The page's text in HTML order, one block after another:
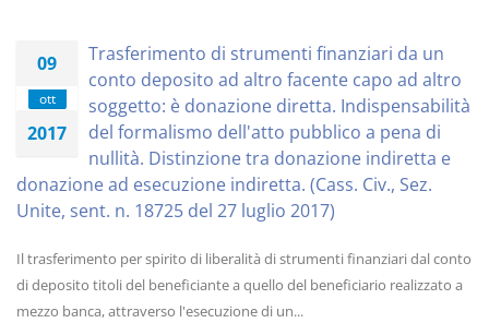
09
ott
2017
Trasferimento di strumenti finanziari da un
conto deposito ad altro facente capo ad altro
soggetto: è donazione diretta. Indispensabilità
del formalismo dell'atto pubblico a pena di
nullità. Distinzione tra donazione indiretta e
donazione ad esecuzione indiretta. (Cass. Civ., Sez.
Unite, sent. n. 18725 del 27 luglio 2017)
Il trasferimento per spirito di liberalità di strumenti finanziari dal conto
di deposito titoli del beneficiante a quello del beneficiario realizzato a
mezzo banca, attraverso l'esecuzione di un...